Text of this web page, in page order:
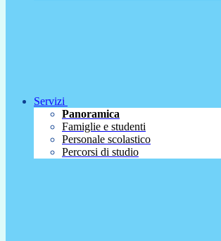
Servizi
Panoramica
Famiglie e studenti
Personale scolastico
Percorsi di studio